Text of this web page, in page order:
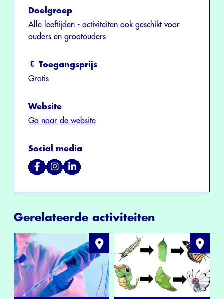
Doelgroep
Alle leeftijden - activiteiten ook geschikt voor
ouders en grootouders
Toegangsprijs
Gratis
Website
Ga naar de website
Social media
Gerelateerde activiteiten